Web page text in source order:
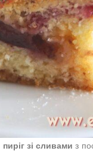
пиріг зі сливами з